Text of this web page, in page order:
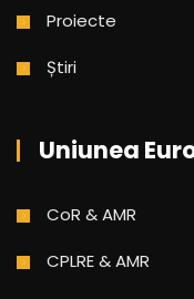
Proiecte
Știri
Uniunea
CoR & AMR
CPLRE & AMR